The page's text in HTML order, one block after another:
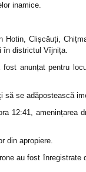
inamice.
Hotin, Clișcăuți,
în districtul Vîjnița.
anunțat pentru
să se adăpostească
12:41, amenințarea
din apropiere.
au fost înregistrate